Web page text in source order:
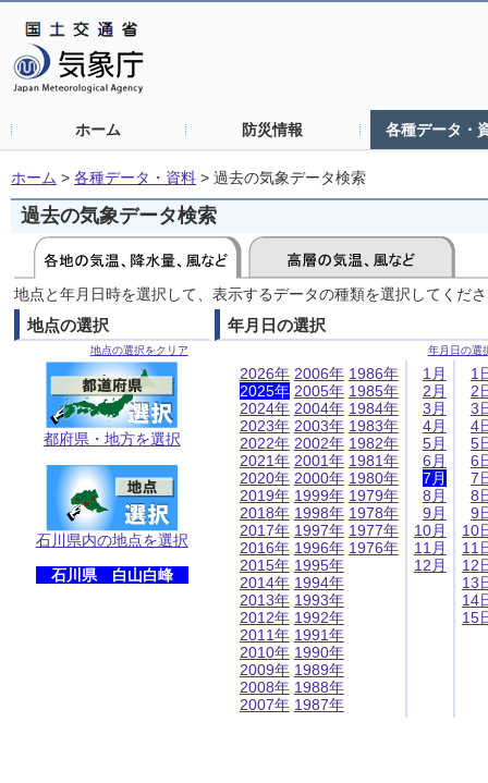
ホーム 防災情報 各種データ・
ホーム > 各種データ・資料 > 過去の気象データ検索
過去の気象データ検索
地点と年月日時を選択して、表示するデータの種類を選択してくだ
地点の選択
地点の選択をクリア
都府県・地方を選択
石川県内の地点を選択
石川県 白山白峰
年月日の選択
年月日の選
2026年
2025年
2024年
2023年
2022年
2021年
2020年
2019年
2018年
2017年
2016年
2015年
2014年
2013年
2012年
2011年
2010年
2009年
2008年
2007年
2006年
2005年
2004年
2003年
2002年
2001年
2000年
1999年
1998年
1997年
1996年
1995年
1994年
1993年
1992年
1991年
1990年
1989年
1988年
1987年
1986年
1985年
1984年
1983年
1982年
1981年
1980年
1979年
1978年
1977年
1976年
1月
2月
3月
4月
5月
6月
7月
8月
9月
10月
11月
12月
1
2
3
4
5
6
7
8
9
10
11
12
13
14
15